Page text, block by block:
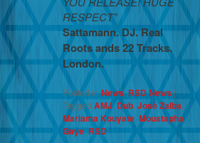
RESPECT”
Sattamann. DJ. Real
Roots ands 22 Tracks.
London.
Posted inNews,RSD News|
Tagged AMJ,Dub ,José Zalba
Mariama Kouyate ,Moustapha
Gaye,RSD